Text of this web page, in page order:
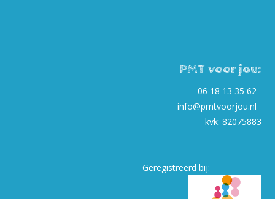
PMT voor jou:
06 18 13 35 62
info@pmtvoorjou.nl
kvk: 82075883
Geregistreerd bij: